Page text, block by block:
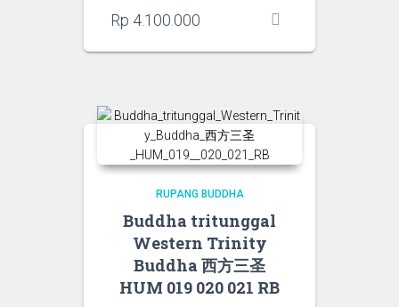
Rp 4.100.000
RUPANG BUDDHA
Buddha tritunggal
Western Trinity
Buddha 西方三圣
HUM 019 020 021 RB